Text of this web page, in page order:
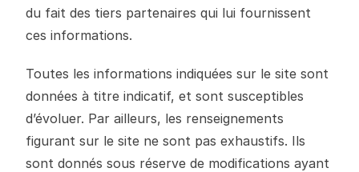
du fait des tiers partenaires qui lui fournissent
ces informations.
Toutes les informations indiquées sur le site sont
données à titre indicatif, et sont susceptibles
d’évoluer. Par ailleurs, les renseignements
figurant sur le site ne sont pas exhaustifs. Ils
sont donnés sous réserve de modifications ayant